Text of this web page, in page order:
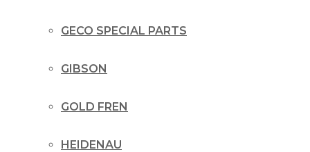
GECO SPECIAL PARTS
GIBSON
GOLD FREN
HEIDENAU